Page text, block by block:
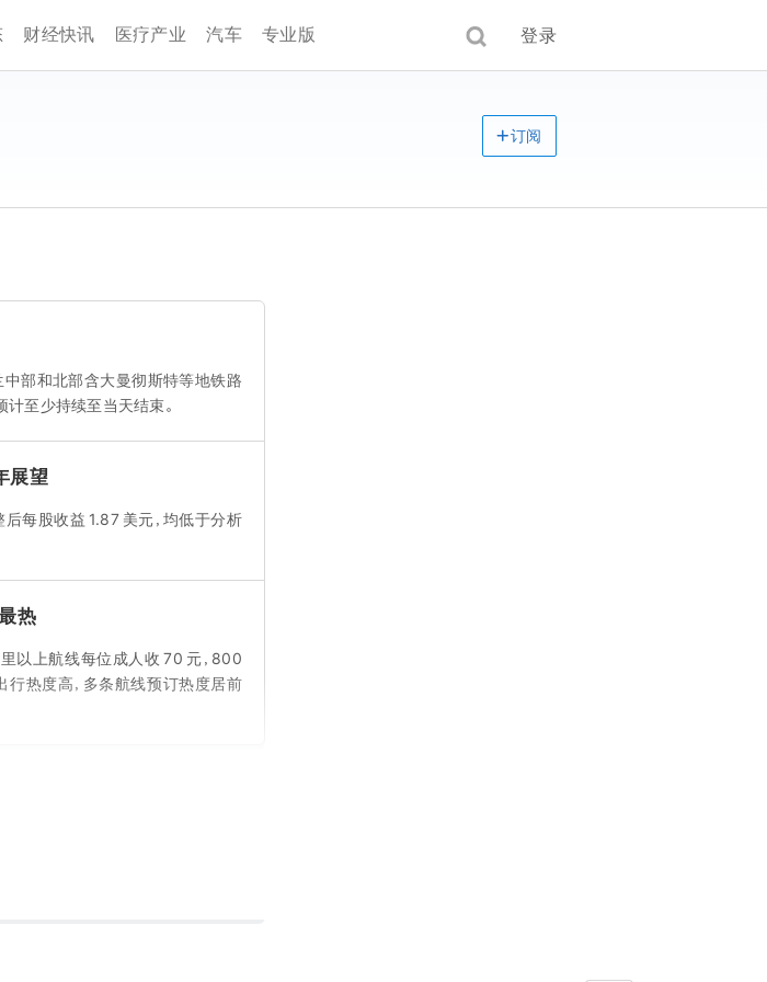
财经快讯 医疗产业 汽车 专业版 登录
订阅
中部和北部含大曼彻斯特等地铁路
计至少持续至当天结束。
展望
每股收益 1.87 美元，均低于分析
热
以上航线每位成人收 70 元，800
行热度高，多条航线预订热度居前